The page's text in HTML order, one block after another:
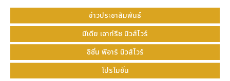
พรรคคอมมิวนิสต์จีนประจำแคว้นแมนจูเรีย ในโอกาสนี้
นครเฉิ่นหยางขอเชิญชวนชาวเมืองและนักท่องเที่ยวทุก
ท่านมาร่วมออกเดินทางท่องโลกวัฒนธรรม สัมผัสจิต
วิญญาณและความรุ่งเรืองของเมืองเฉิ่นหยาง ผ่านเส้น
ทางสายประวัติศาสตร์ในฤดูใบไม้ผลินี้
เฉิ่นหยางเมืองชิค: ปักหมุดพิกัดเทรนดี้ สนุกทุกไลฟ์สไตล์
ข่าวประชาสัมพันธ์
มีเดีย เอาท์รีช นิวส์ไวร์
ซิชั่น พีอาร์ นิวส์ไวร์
โปรโมชั่น